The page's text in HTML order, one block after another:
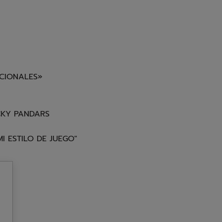
PANDARS
ESTILO DE JUEGO"